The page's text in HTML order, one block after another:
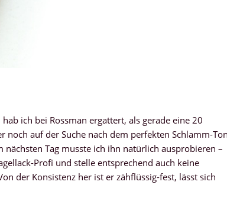
ich bei Rossman ergattert, als gerade eine 20
noch auf der Suche nach dem perfekten Schlamm-Ton
Tag musste ich ihn natürlich ausprobieren –
Profi und stelle entsprechend auch keine
der Konsistenz her ist er zähflüssig-fest, lässt sich